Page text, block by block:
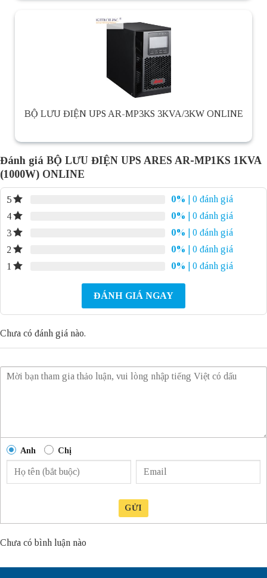
BỘ LƯU ĐIỆN UPS AR-MP3KS 3KVA/3KW ONLINE
Đánh giá BỘ LƯU ĐIỆN UPS ARES AR-MP1KS 1KVA
(1000W) ONLINE
5 0%
| 0 đánh giá
4
0%
| 0 đánh giá
3
0%
| 0 đánh giá
2
0%
| 0 đánh giá
1
0% | 0 đánh giá
ĐÁNH GIÁ NGAY
Chưa có đánh giá nào.
Anh Chị
GỬI
Chưa có bình luận nào